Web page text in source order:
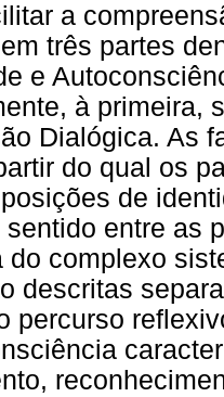
a
três partes
e
à primeira,
Dialógica. As
do qual os
de
entre as
do complexo
descritas
percurso